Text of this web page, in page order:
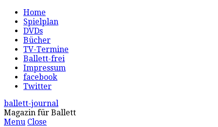
Home
Spielplan
DVDs
Bücher
TV-Termine
Ballett-frei
Impressum
facebook
Twitter
ballett-journal
Magazin für Ballett
Menu Close